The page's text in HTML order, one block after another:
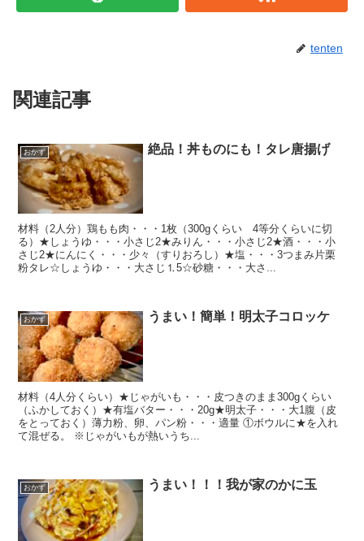
tenten
関連記事
おかず 絶品！丼ものにも！タレ唐揚げ
材料（2人分）鶏もも肉・・・1枚（300gくらい 4等分くらいに切
る）★しょうゆ・・・小さじ2★みりん・・・小さじ2★酒・・・小
さじ2★にんにく・・・少々（すりおろし）★塩・・・3つまみ片栗
粉タレ☆しょうゆ・・・大さじ⒈5☆砂糖・・・大さ...
おかず うまい！簡単！明太子コロッケ
材料（4人分くらい）★じゃがいも・・・皮つきのまま300gくらい
（ふかしておく）★有塩バター・・・20g★明太子・・・大1腹（皮
をとっておく）薄力粉、卵、パン粉・・・適量 ①ボウルに★を入れ
て混ぜる。 ※じゃがいもが熱いうち...
おかず うまい！！！我が家のかに玉